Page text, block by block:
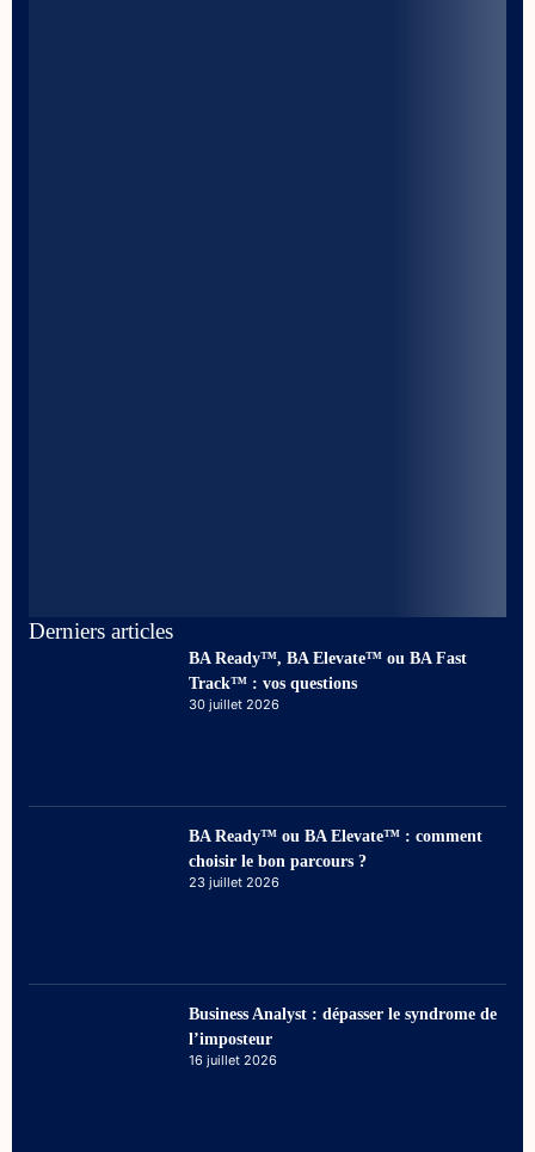
Derniers articles
BA Ready™, BA Elevate™ ou BA Fast
Track™ : vos questions
30 juillet 2026
BA Ready™ ou BA Elevate™ : comment
choisir le bon parcours ?
23 juillet 2026
Business Analyst : dépasser le syndrome de
l’imposteur
16 juillet 2026